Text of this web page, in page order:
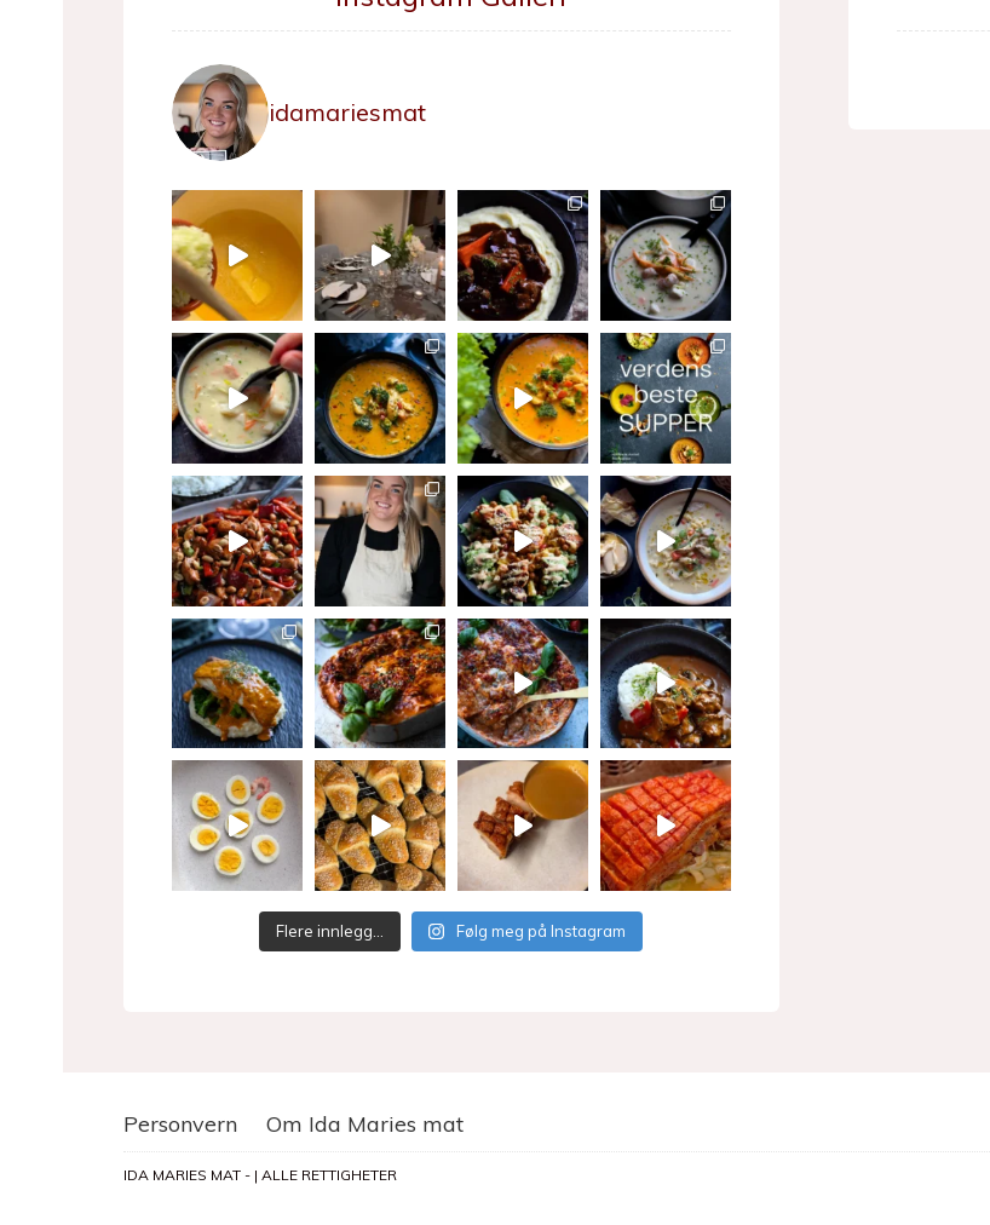
idamariesmat
Flere innlegg… Følg meg på Instagram
Personvern Om Ida Maries mat
IDA MARIES MAT - | ALLE RETTIGHETER